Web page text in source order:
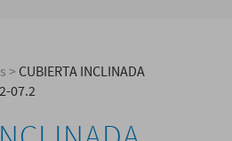
>CUBIERTA INCLINADA
07.2